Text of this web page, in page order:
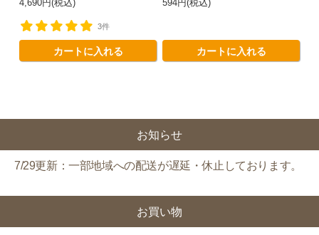
4,690円(税込)
3件
カートに入れる
594円(税込)
カートに入れる
お知らせ
7/29更新：一部地域への配送が遅延・休止しております。
お買い物